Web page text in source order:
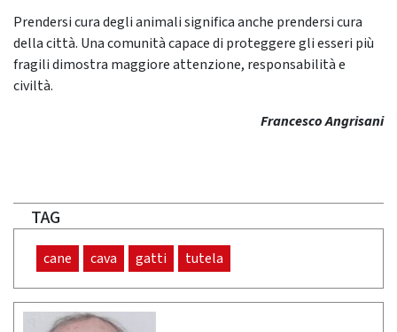
Prendersi cura degli animali significa anche prendersi cura
della città. Una comunità capace di proteggere gli esseri più
fragili dimostra maggiore attenzione, responsabilità e
civiltà.
Francesco Angrisani
TAG
cane cava gatti tutela